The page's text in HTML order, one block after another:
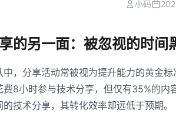
小码
的另一面：被忽视的时间
中，分享活动常被视为提升能力的黄金
费8小时参与技术分享，但仅有35%的
技术分享，其转化效率却远低于预期。